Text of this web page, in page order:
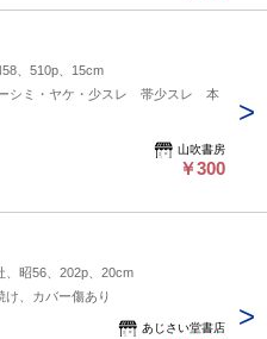
、510p、15cm
ミ・ヤケ・少スレ 帯少スレ 本
山吹書房
￥300
、昭56、202p、20cm
、カバー傷あり
あじさい堂書店